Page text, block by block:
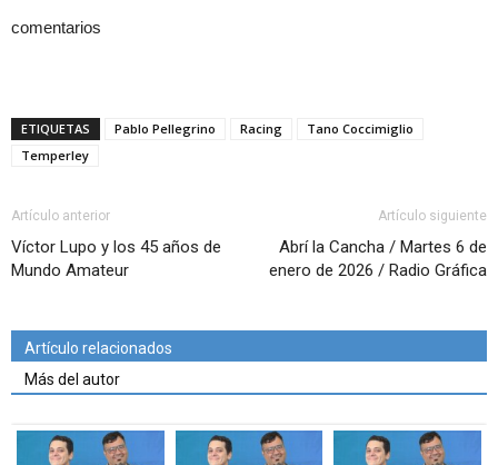
comentarios
ETIQUETAS Pablo Pellegrino Racing
Tano Coccimiglio
Temperley
Artículo anterior
Víctor Lupo y los 45 años de
Mundo Amateur
Artículo siguiente
Abrí la Cancha / Martes 6 de
enero de 2026 / Radio Gráfica
Artículo relacionados
Más del autor